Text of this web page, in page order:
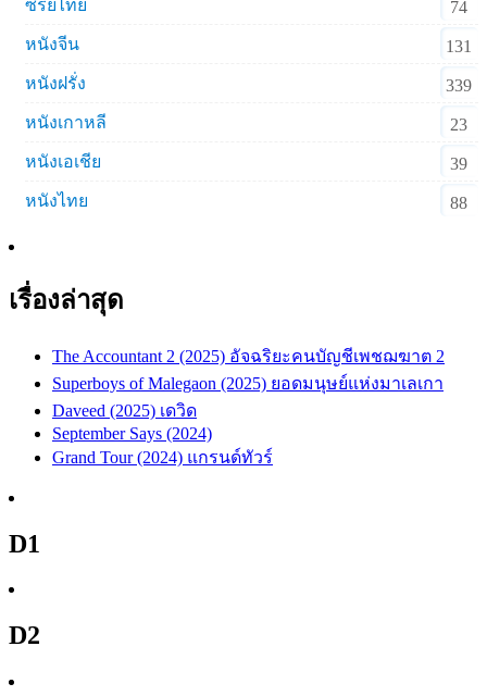
ซีรีย์ไทย
74
หนังจีน
131
หนังฝรั่ง
339
หนังเกาหลี
23
หนังเอเชีย
39
หนังไทย
88
เรื่องล่าสุด
The Accountant 2 (2025) อัจฉริยะคนบัญชีเพชฌฆาต 2
Superboys of Malegaon (2025) ยอดมนุษย์แห่งมาเลเกา
Daveed (2025) เดวิด
September Says (2024)
Grand Tour (2024) แกรนด์ทัวร์
D1
D2